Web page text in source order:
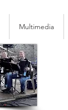
Multimedia